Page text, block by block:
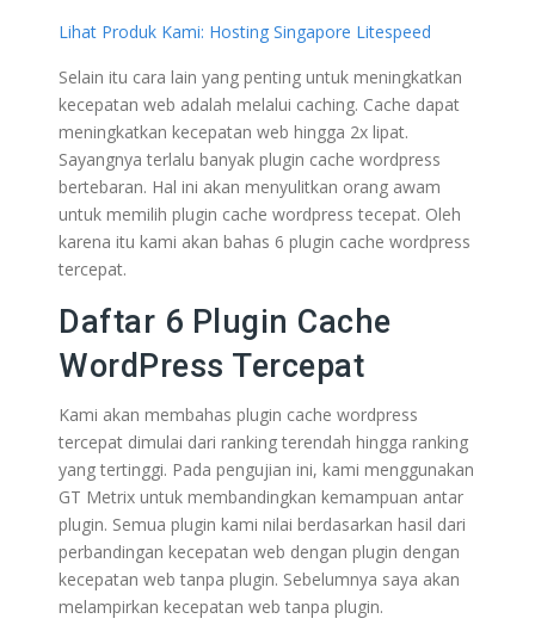
Lihat Produk Kami: Hosting Singapore Litespeed
Selain itu cara lain yang penting untuk meningkatkan
kecepatan web adalah melalui caching. Cache dapat
meningkatkan kecepatan web hingga 2x lipat.
Sayangnya terlalu banyak plugin cache wordpress
bertebaran. Hal ini akan menyulitkan orang awam
untuk memilih plugin cache wordpress tecepat. Oleh
karena itu kami akan bahas 6 plugin cache wordpress
tercepat.
Daftar 6 Plugin Cache
WordPress Tercepat
Kami akan membahas plugin cache wordpress
tercepat dimulai dari ranking terendah hingga ranking
yang tertinggi. Pada pengujian ini, kami menggunakan
GT Metrix untuk membandingkan kemampuan antar
plugin. Semua plugin kami nilai berdasarkan hasil dari
perbandingan kecepatan web dengan plugin dengan
kecepatan web tanpa plugin. Sebelumnya saya akan
melampirkan kecepatan web tanpa plugin.